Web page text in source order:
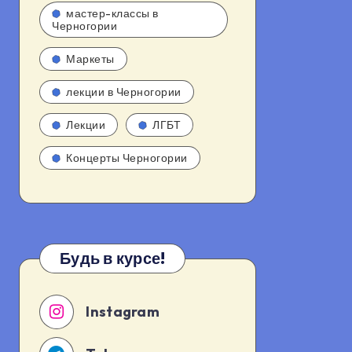
мастер-классы в
Черногории
Маркеты
лекции в Черногории
Лекции ЛГБТ
Концерты Черногории
Будь в курсе!
Instagram